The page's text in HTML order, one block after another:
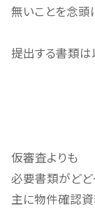
無いことを念頭
提出する書類は
仮審査よりも
必要書類がどど
主に物件確認資